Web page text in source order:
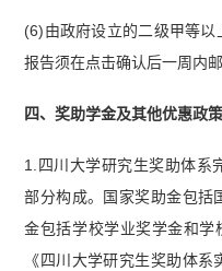
(6)由政府设立的二级甲等
报告须在点击确认后一周内
四、奖助学金及其他优惠政策
1.四川大学研究生奖助体系
部分构成。国家奖助金包括
金包括学校学业奖学金和学
《四川大学研究生奖助体